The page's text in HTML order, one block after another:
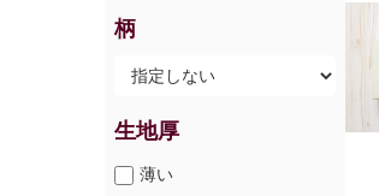
柄
生地厚
薄い